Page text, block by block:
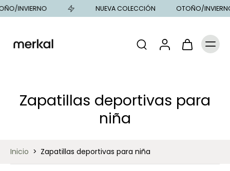
INVIERNO NUEVA COLECCIÓN OTOÑO/INVIERNO
Zapatillas deportivas para
niña
Inicio > Zapatillas deportivas para niña